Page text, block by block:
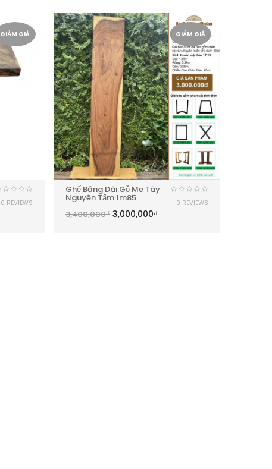
GIẢM GIÁ
0 REVIEWS
GIẢM GIÁ
Ghế Băng Dài Gỗ Me Tây
Nguyên Tấm 1m85
3,400,000₫ 3,000,000₫
0 REVIEWS